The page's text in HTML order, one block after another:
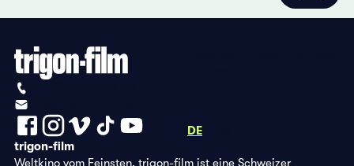
DE
trigon-film
Weltkino vom Feinsten. trigon-film ist eine Schweizer